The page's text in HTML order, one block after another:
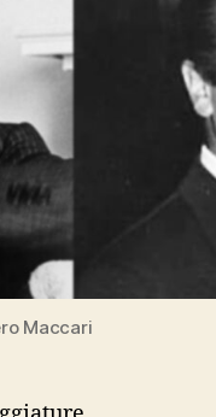
Maccari